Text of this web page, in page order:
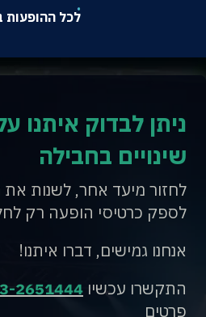
לכל ההופעות
ניתן לבדוק איתנו
שינויים בחבילה
לחזור מיעד אחר, לשנות את
לספק כרטיסי הופעה רק
אנחנו גמישים, דברו איתנו!
התקשרו עכשיו 2651444
פרטים